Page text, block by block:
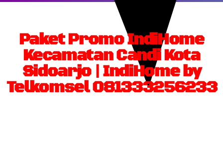
Paket Promo IndiHome
Kecamatan Candi Kota
Sidoarjo | IndiHome by
Telkomsel 081333256233